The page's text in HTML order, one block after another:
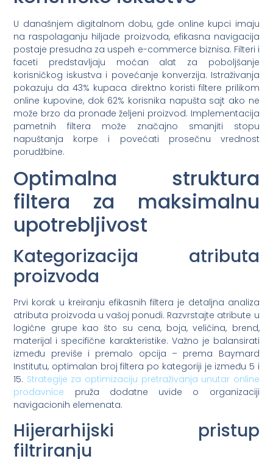
U današnjem digitalnom dobu, gde online kupci imaju
na raspolaganju hiljade proizvoda, efikasna navigacija
postaje presudna za uspeh e-commerce biznisa. Filteri i
faceti predstavljaju moćan alat za poboljšanje
korisničkog iskustva i povećanje konverzija. Istraživanja
pokazuju da 43% kupaca direktno koristi filtere prilikom
online kupovine, dok 62% korisnika napušta sajt ako ne
može brzo da pronađe željeni proizvod. Implementacija
pametnih filtera može značajno smanjiti stopu
napuštanja korpe i povećati prosečnu vrednost
porudžbine.
Optimalna struktura
filtera za maksimalnu
upotrebljivost
Kategorizacija atributa
proizvoda
Prvi korak u kreiranju efikasnih filtera je detaljna analiza
atributa proizvoda u vašoj ponudi. Razvrstajte atribute u
logične grupe kao što su cena, boja, veličina, brend,
materijal i specifične karakteristike. Važno je balansirati
između previše i premalo opcija – prema Baymard
Institutu, optimalan broj filtera po kategoriji je između 5 i
15. Strategije za optimizaciju pretraživanja unutar online
prodavnice pruža dodatne uvide o organizaciji
navigacionih elemenata.
Hijerarhijski pristup
filtriranju